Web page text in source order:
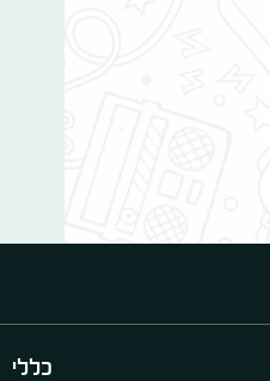
כללי